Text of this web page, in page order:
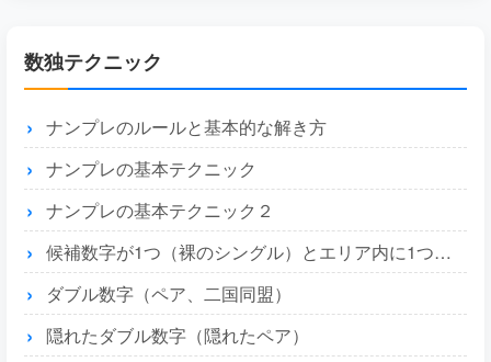
数独テクニック
ナンプレのルールと基本的な解き方
ナンプレの基本テクニック
ナンプレの基本テクニック２
候補数字が1つ（裸のシングル）とエリア内に1つ（隠れたシングル）
ダブル数字（ペア、二国同盟）
隠れたダブル数字（隠れたペア）